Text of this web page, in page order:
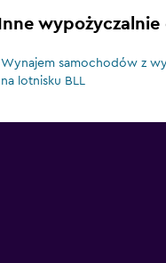
Inne
Wynajem samochodów z
na lotnisku BLL